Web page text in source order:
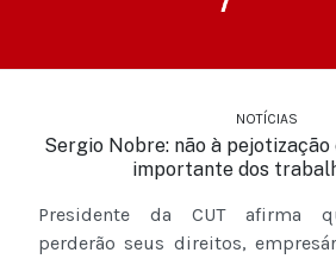
NOTÍCIAS
Sergio Nobre: não à pejotização
importante dos
Presidente da CUT afirma
perderão seus direitos,